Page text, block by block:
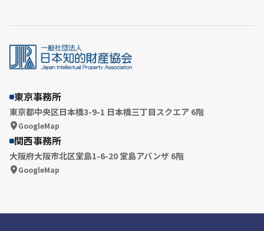
東京事務所
東京都中央区日本橋3-9-1 日本橋三丁目スクエア 6階
GoogleMap
関西事務所
大阪府大阪市北区堂島1-6-20 堂島アバンザ 6階
GoogleMap